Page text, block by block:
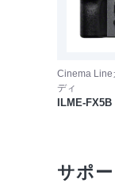
Cinema Line
ディ
ILME-FX5B
サポ